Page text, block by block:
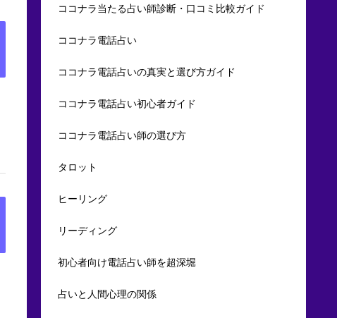
ココナラ当たる占い師診断・口コミ比較ガイド
ココナラ電話占い
ココナラ電話占いの真実と選び方ガイド
ココナラ電話占い初心者ガイド
ココナラ電話占い師の選び方
タロット
ヒーリング
リーディング
初心者向け電話占い師を超深堀
占いと人間心理の関係